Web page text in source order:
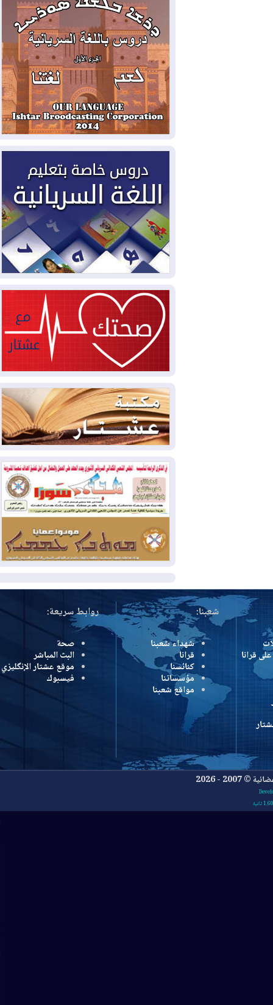
2026-08-05
15كارثة بيئية ومناخية ترسم
ملامح أخطر التحديات التي تواجه العراق
اليوم
2026-08-05
حرائق فرنسا.. توقيف 402
شخص بينهم 156 قاصرا منذ بداية موسم
الحرائق
2026-08-04سومو: إنتاج النفط في إقليم
كوردستان انخفض إلى أقل من 10%
ملفات حقبة الكاظمي تعود إلى
الواجهة.. أنباء عن مراجعات قضائية
وتحقيقات أوسع في قضايا فساد
2026-08-04بيترو يشكو تزوير الانتخابات
الرئاسية ويحذر من "حرب أهلية" في
كولومبيا
2026-08-03رئيس إقليم كوردستان في
2026-08-03
العراق يؤكد مجدداً التزامه
بمنع الهجمات على الدول المجاورة
2026-08-03
العجز والاقتراض يطوقان
المالية العراقية.. اقتراض يتجاوز 3 تريليونات
دينار!
2026-08-03كوبا تغرق في الظلام مجددا
وانهيار الشبكة الكهربائية
2026-08-03
أوامر بإجلاء 60 ألف شخص
بسبب الحرائق في ولاية واشنطن
2026-08-02
مشروع "حسابي" يُمهل
الموظفين حتى نهاية أغسطس لاستلام
بطاقاتهم المصرفية
2026-08-02دمشق وعمّان تحذران بغداد:
أي هجوم من أراضي العراق سيواجه برد
المزيد
شعبنا:
شهداء شعبنا
قرانا
كنائسنا
مؤسساتنا
مواقع شعبنا
روابط سريعة:
صحة
البث المباشر
موقع عشتار الإنگليزي
فيسبوك
2026